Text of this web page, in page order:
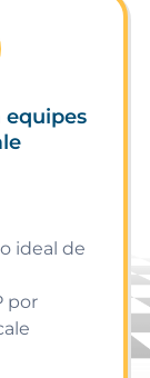
equipes
ideal de
por